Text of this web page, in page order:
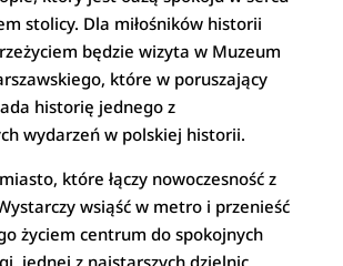
stolicy. Dla miłośników historii
będzie wizyta w Muzeum
które w poruszający
historię jednego z
wydarzeń w polskiej historii.
które łączy nowoczesność z
wsiąść w metro i przenieść
życiem centrum do spokojnych
jednej z najstarszych dzielnic